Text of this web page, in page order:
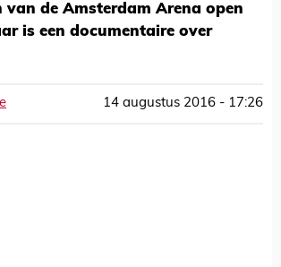
van de Amsterdam Arena open
is een documentaire over
14 augustus 2016 - 17:26